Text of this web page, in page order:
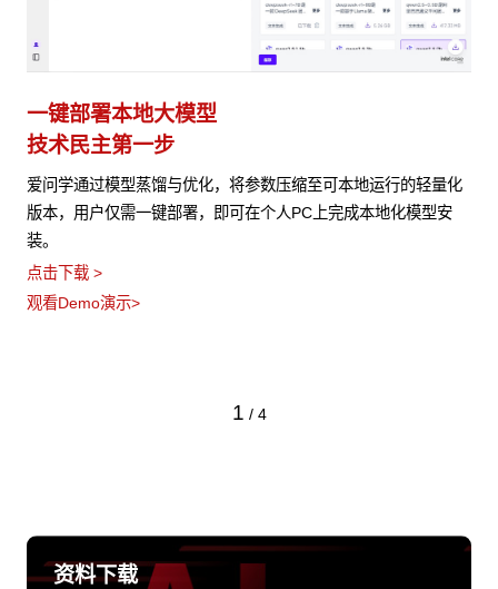
一键部署本地大模型
技术民主第一步
爱问学通过模型蒸馏与优化，将参数压缩至可本地运行的轻量化
版本，用户仅需一键部署，即可在个人PC上完成本地化模型安
装。
点击下载 >
观看Demo演示>
1 / 4
资料下载